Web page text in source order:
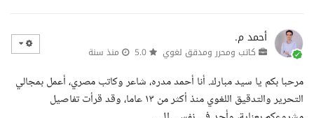
أحمد م.
كاتب ومحرر ومدقق لغوي منذ سنة
مرحبا بكم يا سيد مبارك. أنا أحمد مدره، شاعر وكاتب مصري، أعمل بمجالي
التحرير والتدقيق اللغوي منذ أكثر من ١٣ عاما، وقد قرأت تفاصيل